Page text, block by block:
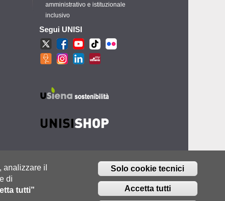
amministrativo e istituzionale
inclusivo
Segui UNISI
il
di
tutti”
Solo cookie tecnici
Accetta tutti